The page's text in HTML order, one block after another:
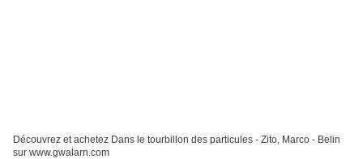
Découvrez et achetez Dans le tourbillon des particules - Zito, Marco - Belin
sur www.gwalarn.com